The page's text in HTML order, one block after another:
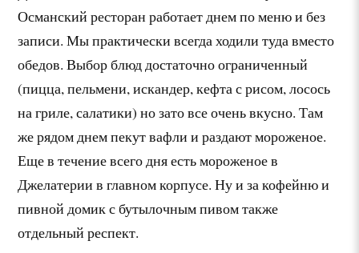
Османский ресторан работает днем по меню и без
записи. Мы практически всегда ходили туда вместо
обедов. Выбор блюд достаточно ограниченный
(пицца, пельмени, искандер, кефта с рисом, лосось
на гриле, салатики) но зато все очень вкусно. Там
же рядом днем пекут вафли и раздают мороженое.
Еще в течение всего дня есть мороженое в
Джелатерии в главном корпусе. Ну и за кофейню и
пивной домик с бутылочным пивом также
отдельный респект.